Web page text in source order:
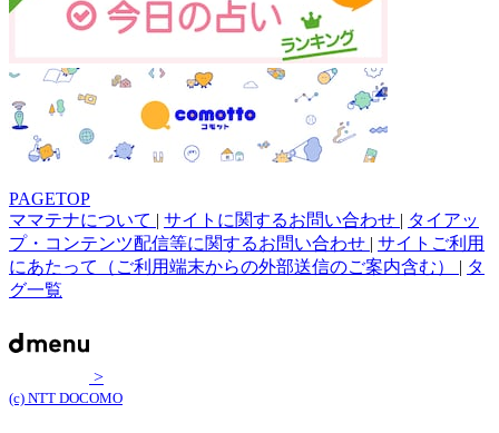
PAGETOP
ママテナについて | サイトに関するお問い合わせ | タイアッ
プ・コンテンツ配信等に関するお問い合わせ | サイトご利用
にあたって（ご利用端末からの外部送信のご案内含む） | タ
グ一覧
>
(c) NTT DOCOMO